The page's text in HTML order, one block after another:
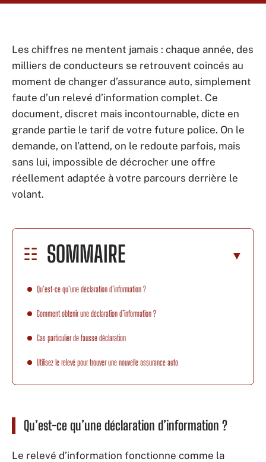
Les chiffres ne mentent jamais : chaque année, des
milliers de conducteurs se retrouvent coincés au
moment de changer d’assurance auto, simplement
faute d’un relevé d’information complet. Ce
document, discret mais incontournable, dicte en
grande partie le tarif de votre future police. On le
demande, on l’attend, on le redoute parfois, mais
sans lui, impossible de décrocher une offre
réellement adaptée à votre parcours derrière le
volant.
SOMMAIRE
Qu’est-ce qu’une déclaration d’information ?
Comment obtenir une déclaration d’information ?
Cas particulier de fausse déclaration
Utilisez le relevé pour trouver une nouvelle assurance auto
Qu’est-ce qu’une déclaration d’information ?
Le relevé d’information fonctionne comme la